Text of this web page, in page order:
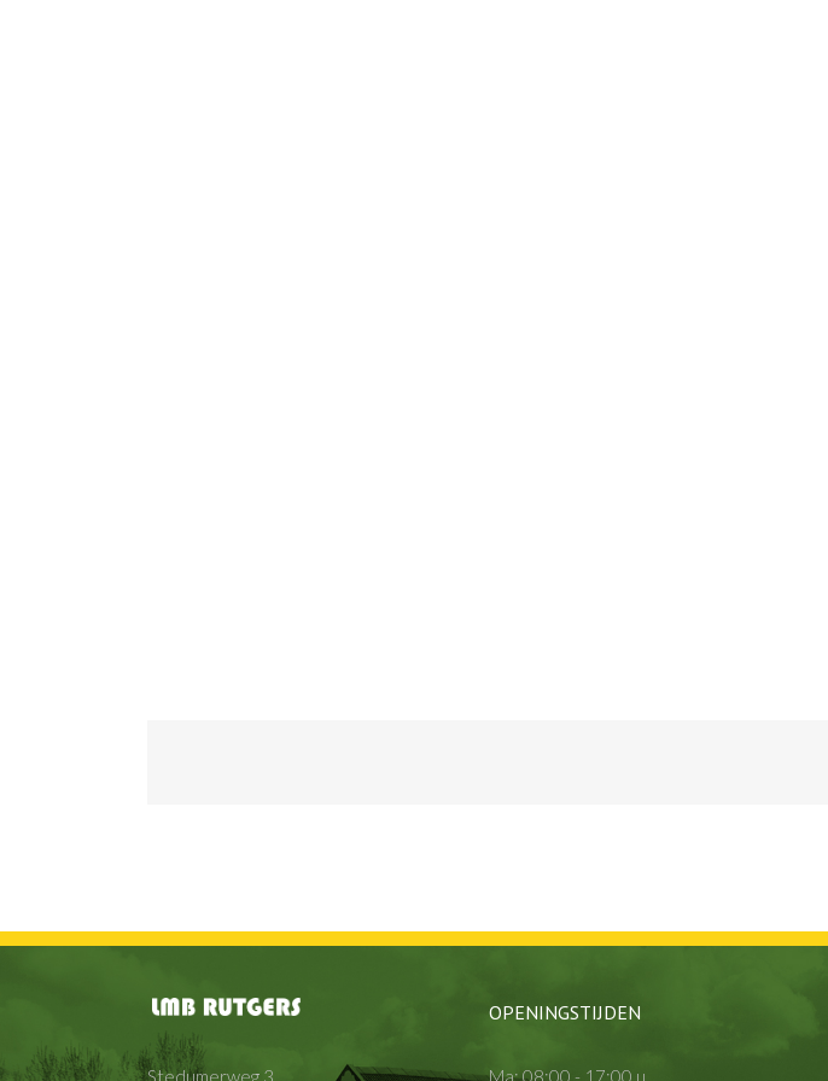
Stedumerweg 3
OPENINGSTIJDEN
Ma: 08:00 - 17:00 u